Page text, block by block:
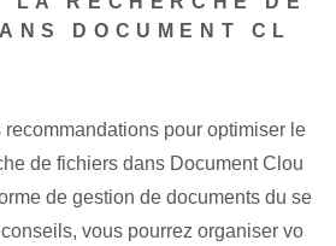
DOCUMENT CL
pour optimiser le
de fichiers dans Document Clou
de gestion de documents du se
vous pourrez organiser vo